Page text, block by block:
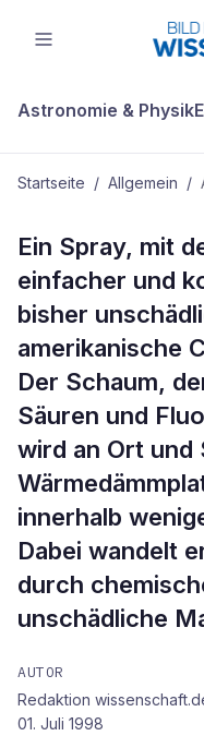
Astronomie & Physik
Startseite / Allgemein /
Sprühdose
Ein Spray, mit
einfacher und
bisher
amerikanische
Der Schaum,
Säuren und
wird an Ort und
innerhalb
Dabei wandelt
durch
unschädliche
AUTOR
Redaktion
01. Juli 1998